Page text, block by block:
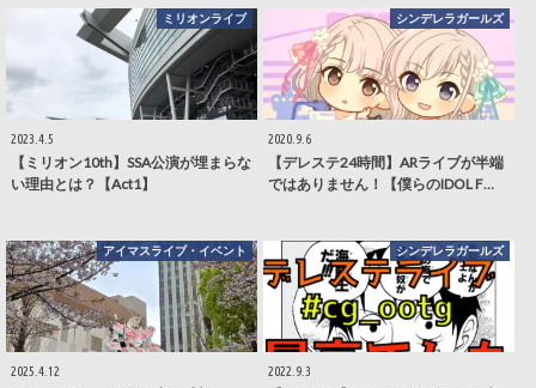
ミリオンライブ
2023.4.5
【ミリオン10th】SSA公演が埋まらな
い理由とは？【Act1】
シンデレラガールズ
2020.9.6
【デレステ24時間】ARライブが半端
ではありません！【僕らのIDOL F…
アイマスライブ・イベント
2025.4.12
シンデレラガールズ
2022.9.3